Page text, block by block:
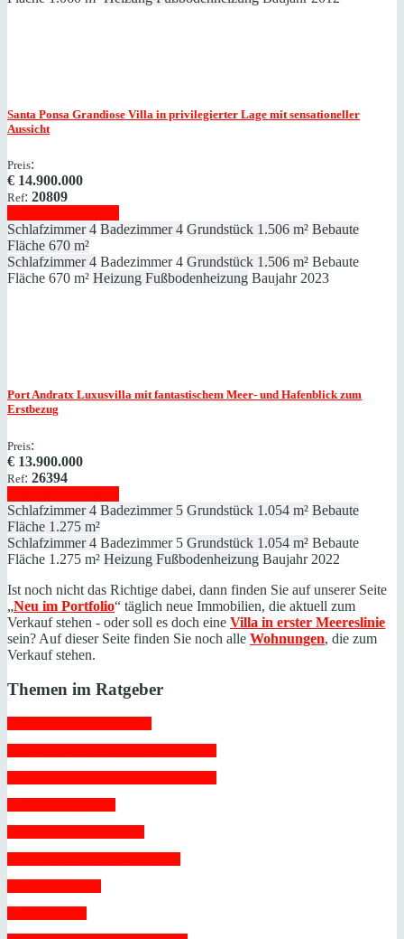
Santa Ponsa Grandiose Villa in privilegierter Lage mit sensationeller
Aussicht
Preis:
€ 14.900.000
Ref: 20809
Schlafzimmer 4 Badezimmer 4 Grundstück 1.506 m² Bebaute
Fläche 670 m²
Schlafzimmer 4 Badezimmer 4 Grundstück 1.506 m² Bebaute
Fläche 670 m² Heizung Fußbodenheizung Baujahr 2023
Port Andratx Luxusvilla mit fantastischem Meer- und Hafenblick zum
Erstbezug
Preis:
€ 13.900.000
Ref: 26394
Schlafzimmer 4 Badezimmer 5 Grundstück 1.054 m² Bebaute
Fläche 1.275 m²
Schlafzimmer 4 Badezimmer 5 Grundstück 1.054 m² Bebaute
Fläche 1.275 m² Heizung Fußbodenheizung Baujahr 2022
Ist noch nicht das Richtige dabei, dann finden Sie auf unserer Seite
„Neu im Portfolio“ täglich neue Immobilien, die aktuell zum
Verkauf stehen - oder soll es doch eine Villa in erster Meereslinie
sein? Auf dieser Seite finden Sie noch alle Wohnungen, die zum
Verkauf stehen.
Themen im Ratgeber